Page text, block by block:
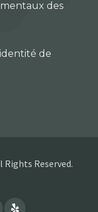
des
de
Reserved.